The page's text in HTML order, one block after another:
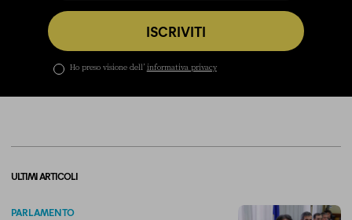
ISCRIVITI
Ho preso visione dell’ informativa privacy
ULTIMI ARTICOLI
PARLAMENTO